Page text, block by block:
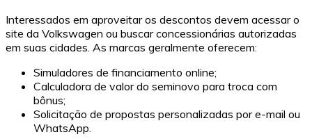
Interessados em aproveitar os descontos devem acessar o
site da Volkswagen ou buscar concessionárias autorizadas
em suas cidades. As marcas geralmente oferecem:
Simuladores de financiamento online;
Calculadora de valor do seminovo para troca com
bônus;
Solicitação de propostas personalizadas por e-mail ou
WhatsApp.